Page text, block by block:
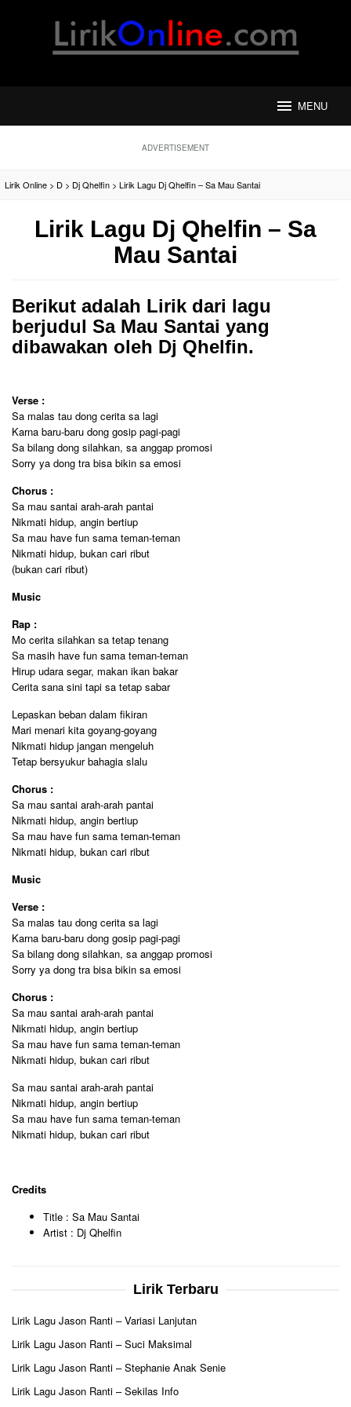
MENU
ADVERTISEMENT
Lirik Online > D > Dj Qhelfin > Lirik Lagu Dj Qhelfin – Sa Mau Santai
Lirik Lagu Dj Qhelfin – Sa
Mau Santai
Berikut adalah Lirik dari lagu
berjudul Sa Mau Santai yang
dibawakan oleh Dj Qhelfin.
Verse :
Sa malas tau dong cerita sa lagi
Karna baru-baru dong gosip pagi-pagi
Sa bilang dong silahkan, sa anggap promosi
Sorry ya dong tra bisa bikin sa emosi
Chorus :
Sa mau santai arah-arah pantai
Nikmati hidup, angin bertiup
Sa mau have fun sama teman-teman
Nikmati hidup, bukan cari ribut
(bukan cari ribut)
Music
Rap :
Mo cerita silahkan sa tetap tenang
Sa masih have fun sama teman-teman
Hirup udara segar, makan ikan bakar
Cerita sana sini tapi sa tetap sabar
Lepaskan beban dalam fikiran
Mari menari kita goyang-goyang
Nikmati hidup jangan mengeluh
Tetap bersyukur bahagia slalu
Chorus :
Sa mau santai arah-arah pantai
Nikmati hidup, angin bertiup
Sa mau have fun sama teman-teman
Nikmati hidup, bukan cari ribut
Music
Verse :
Sa malas tau dong cerita sa lagi
Karna baru-baru dong gosip pagi-pagi
Sa bilang dong silahkan, sa anggap promosi
Sorry ya dong tra bisa bikin sa emosi
Chorus :
Sa mau santai arah-arah pantai
Nikmati hidup, angin bertiup
Sa mau have fun sama teman-teman
Nikmati hidup, bukan cari ribut
Sa mau santai arah-arah pantai
Nikmati hidup, angin bertiup
Sa mau have fun sama teman-teman
Nikmati hidup, bukan cari ribut
Credits
Title : Sa Mau Santai
Artist : Dj Qhelfin
Lirik Terbaru
Lirik Lagu Jason Ranti – Variasi Lanjutan
Lirik Lagu Jason Ranti – Suci Maksimal
Lirik Lagu Jason Ranti – Stephanie Anak Senie
Lirik Lagu Jason Ranti – Sekilas Info